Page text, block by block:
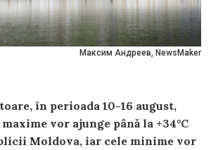
Максим Андреев, NewsMaker
în perioada 10-16 august,
vor ajunge până la +34°C
Moldova, iar cele minime vor